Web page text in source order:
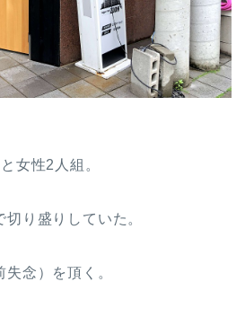
女性2人組。
り盛りしていた。
念）を頂く。